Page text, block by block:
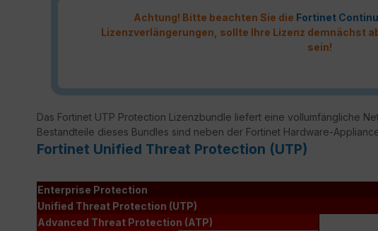
Achtung! Bitte beachten Sie die Fortinet
Lizenzverlängerungen, sollte Ihre Lizenz demnächst
sein!
Das Fortinet UTP Protection Lizenzbundle liefert eine vollumfängliche
Bestandteile dieses Bundles sind neben der Fortinet Hardware-
Fortinet Unified Threat Protection (UTP)
Enterprise Protection
Unified Threat Protection (UTP)
Advanced Threat Protection (ATP)